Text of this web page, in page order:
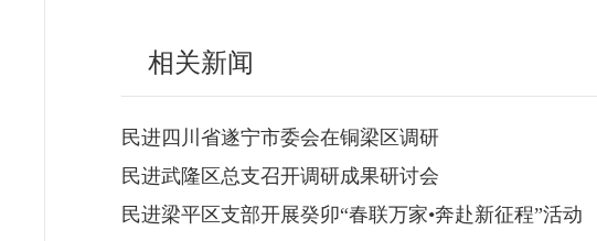
相关新闻
民进四川省遂宁市委会在铜梁区调研
民进武隆区总支召开调研成果研讨会
民进梁平区支部开展癸卯“春联万家•奔赴新征程”活动